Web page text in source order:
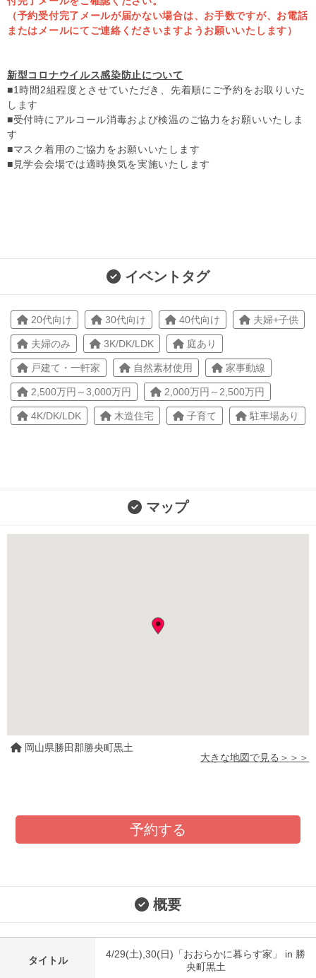
（予約受付完了メールが届かない場合は、 お手数ですが、 お電話
またはメールにてご連絡くださいますようお願いいたします）
新型コロナウイルス感染防止について
■1時間2組程度とさせていただき、先着順にご予約をお取りいた
します
■受付時にアルコール消毒および検温のご協力をお願いいたしま
す
■マスク着用のご協力をお願いいたします
■見学会会場では適時換気を実施いたします
イベントタグ
20代向け 30代向け 40代向け 夫婦+子供
夫婦のみ 3K/DK/LDK 庭あり
戸建て・一軒家 自然素材使用 家事動線
2,500万円～3,000万円 2,000万円～2,500万円
4K/DK/LDK 木造住宅 子育て 駐車場あり
マップ
岡山県勝田郡勝央町黒土
大きな地図で見る＞＞＞
予約する
概要
タイトル
4/29(土),30(日)「おおらかに暮らす家」 in 勝
央町黒土